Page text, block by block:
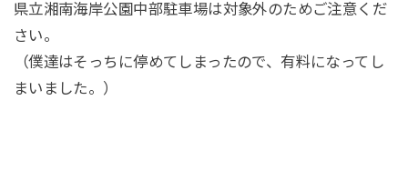
県立湘南海岸公園中部駐車場は対象外のためご注意くだ
さい。
（僕達はそっちに停めてしまったので、有料になってし
まいました。）